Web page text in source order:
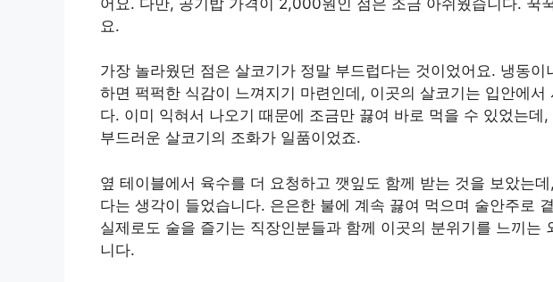
요.
가장 놀라웠던 점은 살코기가 정말 부드럽다는 것이었어요. 냉동
하면 퍽퍽한 식감이 느껴지기 마련인데, 이곳의 살코기는 입안에서
다. 이미 익혀서 나오기 때문에 조금만 끓여 바로 먹을 수 있었는데
부드러운 살코기의 조화가 일품이었죠.
옆 테이블에서 육수를 더 요청하고 깻잎도 함께 받는 것을 보았는
다는 생각이 들었습니다. 은은한 불에 계속 끓여 먹으며 술안주로
실제로도 술을 즐기는 직장인분들과 함께 이곳의 분위기를 느끼는
니다.